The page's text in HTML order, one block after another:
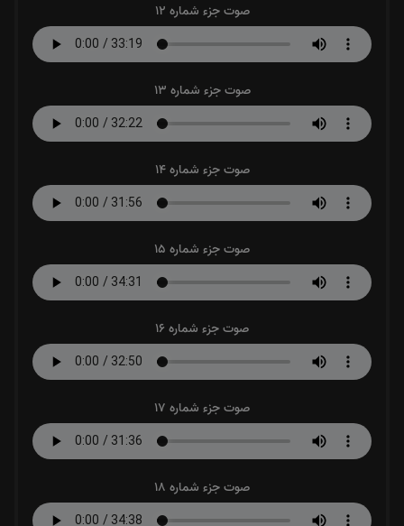
صوت جزء شماره 12
صوت جزء شماره 13
صوت جزء شماره 14
صوت جزء شماره 15
صوت جزء شماره 16
صوت جزء شماره 17
صوت جزء شماره 18